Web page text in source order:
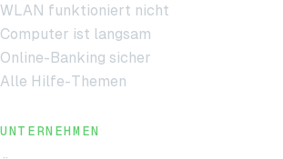
WLAN funktioniert nicht
Computer ist langsam
Online-Banking sicher
Alle Hilfe-Themen
UNTERNEHMEN